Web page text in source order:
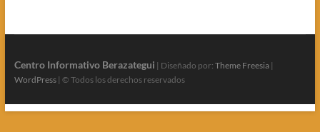
Centro Informativo Berazategui | Diseñado por: Theme Freesia|
WordPress| © Todos los derechos reservados